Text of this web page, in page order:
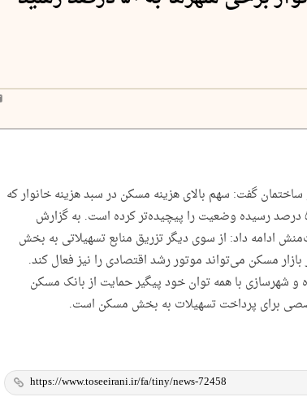
گفت: سهم بالای هزینه مسکن در سبد هزینه خانوار که
در برخی شهرها به حدود ۵۰ درصد رسیده وضعیت را پیچیده‌تر کرده است. به گزارش
ادامه داد: از سوی دیگر تزریق منابع تسهیلاتی به بخش
مسکن می‌تواند موتور رشد اقتصادی را نیز فعال کند.
و شهرسازی با همه توان خود پیگیر حمایت از بانک مسکن
برای پرداخت تسهیلات به بخش مسکن است.